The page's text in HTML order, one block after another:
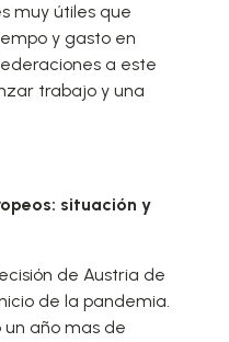
muy útiles que
y gasto en
a este
trabajo y una
situación y
de Austria de
de la pandemia.
un año mas de